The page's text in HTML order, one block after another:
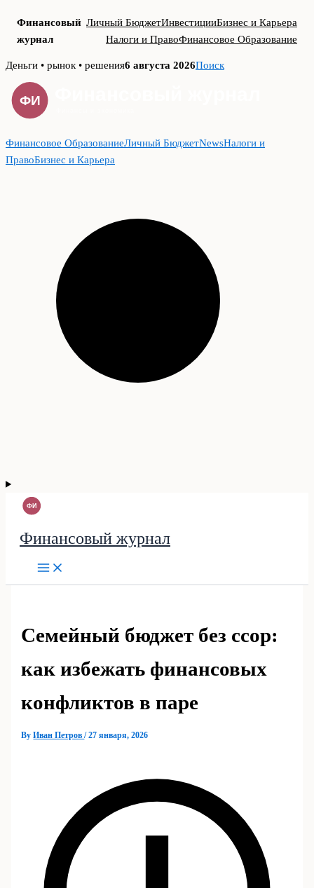
Финансовый
журнал
Личный БюджетИнвестицииБизнес и Карьера
Налоги и ПравоФинансовое Образование
Skip
content
Деньги • рынок • решения6 августа 2026Поиск
Финансовое ОбразованиеЛичный БюджетNewsНалоги и
ПравоБизнес и Карьера
Финансовый журнал
Семейный бюджет без ссор:
как избежать финансовых
конфликтов в паре
ByИван Петров/27 января, 2026